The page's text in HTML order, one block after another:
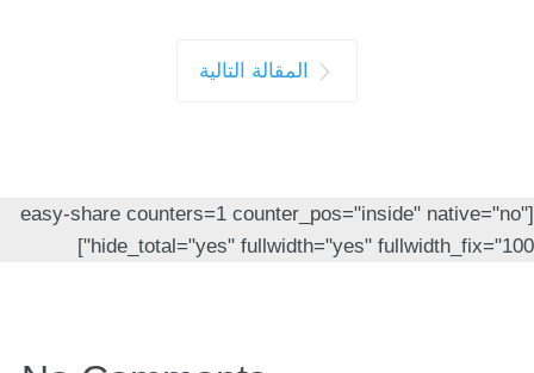
المقالة التالية
[easy-share counters=1 counter_pos="inside" native="no"
hide_total="yes" fullwidth="yes" fullwidth_fix="100"]